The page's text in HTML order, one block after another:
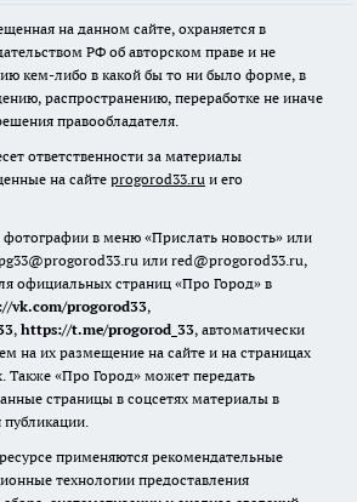
на данном сайте, охраняется в
РФ об авторском праве и не
кем-либо в какой бы то ни было форме, в
распространению, переработке не иначе
правообладателя.
ответственности за материалы
на сайте progorod33.ru и его
в меню «Прислать новость» или
или red@progorod33.ru,
официальных страниц «Про Город» в
vk.com/progorod33,
, https://t.me/progorod_33, автоматически
на их размещение на сайте и на страницах
Также «Про Город» может передать
страницы в соцсетях материалы в
публикации.
применяются рекомендательные
технологии предоставления